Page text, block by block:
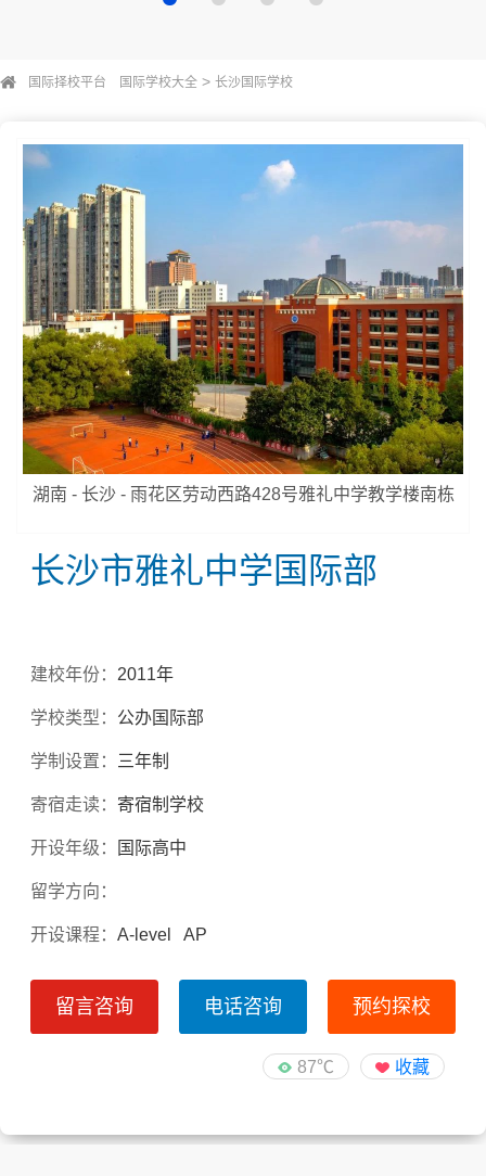
国际择校平台 国际学校大全 > 长沙国际学校
湖南 - 长沙 - 雨花区劳动西路428号雅礼中学教学楼南栋
长沙市雅礼中学国际部
建校年份： 2011年
学校类型： 公办国际部
学制设置： 三年制
寄宿走读： 寄宿制学校
开设年级： 国际高中
留学方向：
开设课程：A-level AP
留言咨询 电话咨询 预约探校
87℃ 收藏